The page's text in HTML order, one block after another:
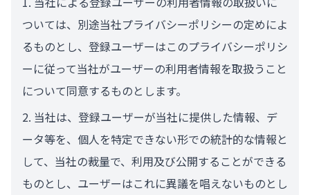
ついては、別途当社プライバシーポリシーの定めによ
るものとし、登録ユーザーはこのプライバシーポリシ
ーに従って当社がユーザーの利用者情報を取扱うこと
について同意するものとします。
当社は、登録ユーザーが当社に提供した情報、デ
ータ等を、個人を特定できない形での統計的な情報と
して、当社の裁量で、利用及び公開することができる
ものとし、ユーザーはこれに異議を唱えないものとし